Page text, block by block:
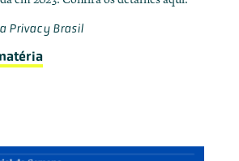
Privacy Brasil